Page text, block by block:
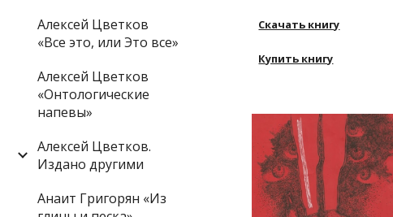
Алексей Цветков
«Все это, или Это все»
Алексей Цветков
«Онтологические
напевы»
Алексей Цветков.
Издано другими
Анаит Григорян «Из
Скачать книгу
Купить книгу